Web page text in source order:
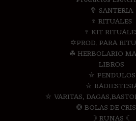
✞ SANTERIA
♆ RITUALES
♆ KIT
✡PROD. PARA
☘ HERBOLARIO
LIBROS
⛤ PENDULOS
⛤
⛤ VARITAS,
❂ BOLAS DE